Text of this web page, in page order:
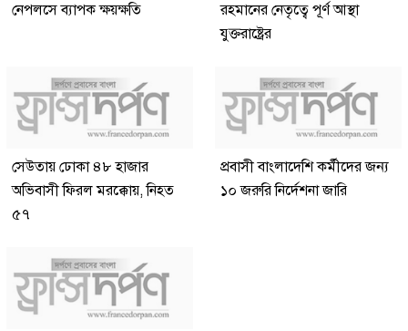
নেপলসে ব্যাপক ক্ষয়ক্ষতি
রহমানের নেতৃত্বে পূর্ণ আস্থা
যুক্তরাষ্ট্রের
সেউতায় ঢোকা ৪৮ হাজার
অভিবাসী ফিরল মরক্কোয়, নিহত
৫৭
প্রবাসী বাংলাদেশি কর্মীদের জন্য
১০ জরুরি নির্দেশনা জারি